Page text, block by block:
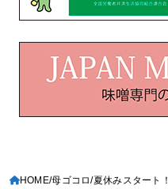
HOME 母ゴコロ 夏休みスタート！